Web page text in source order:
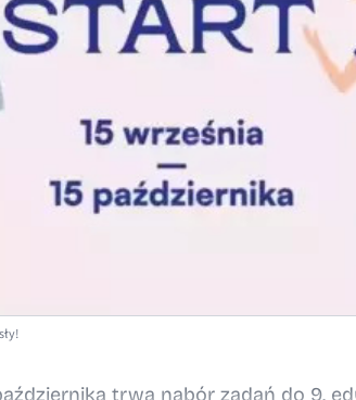
trwa nabór zadań do 9.